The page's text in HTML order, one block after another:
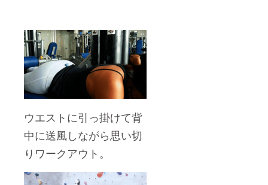
ウエストに引っ掛けて背
中に送風しながら思い切
りワークアウト。